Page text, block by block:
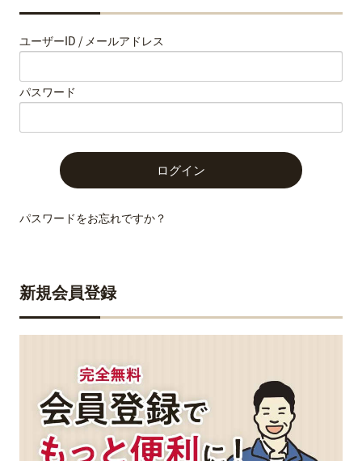
ユーザーID / メールアドレス
パスワード
パスワードをお忘れですか？
新規会員登録